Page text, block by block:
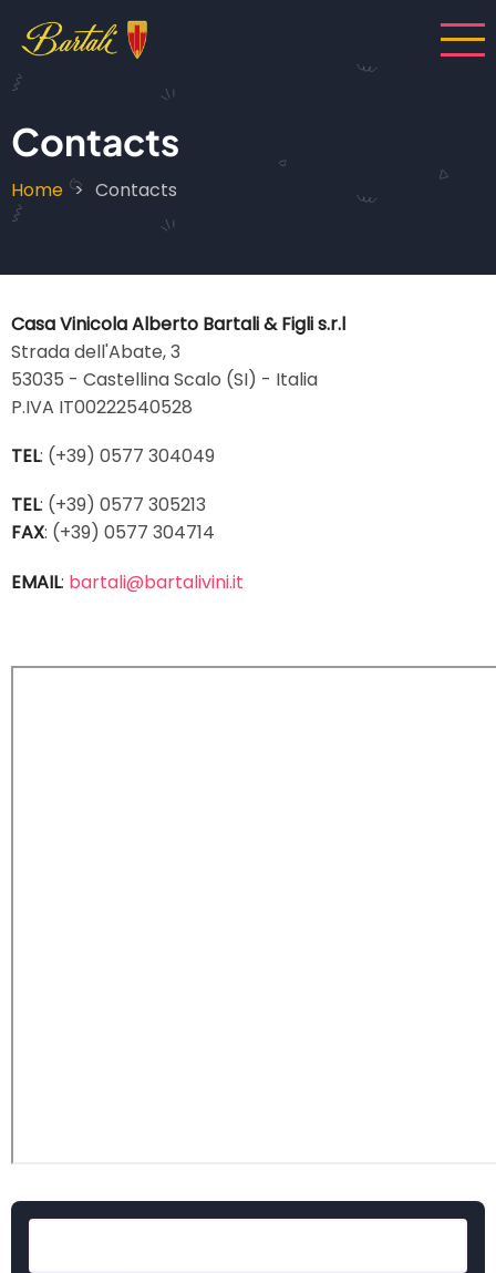
main
content
Contacts
Breadcrumb
Home Contacts
Casa Vinicola Alberto Bartali & Figli s.r.l
Strada dell'Abate, 3
53035 - Castellina Scalo (SI) - Italia
P.IVA IT00222540528
TEL: (+39) 0577 304049
TEL: (+39) 0577 305213
FAX: (+39) 0577 304714
EMAIL: bartali@bartalivini.it